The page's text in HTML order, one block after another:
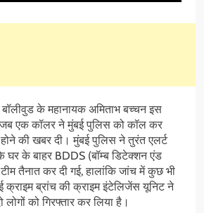
बॉलीवुड के महानायक अमिताभ बच्चन इस
एक कॉलर ने मुंबई पुलिस को कॉल कर
की खबर दी। मुंबई पुलिस ने तुरंत एलर्ट
घर के बाहर BDDS (बॉम्ब डिटेक्शन एंड
तैनात कर दी गई, हालांकि जांच में कुछ भी
क्राइम ब्रांच की क्राइम इंटेलिजेंस यूनिट ने
को गिरफ्तार कर लिया है।